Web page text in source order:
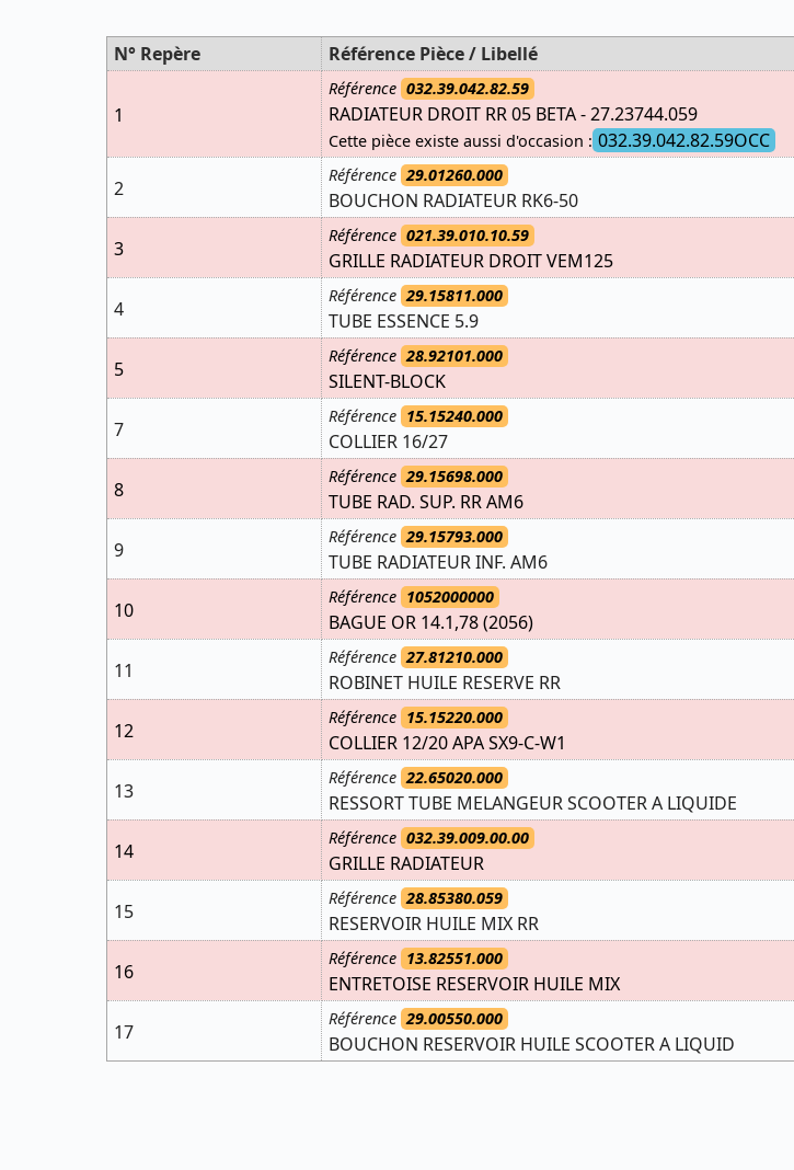
N° Repère Référence Pièce / Libellé
1
Référence 032.39.042.82.59
RADIATEUR DROIT RR 05 BETA - 27.23744.059
Cette pièce existe aussi d'occasion : 032.39.042.82.59OCC
2
Référence 29.01260.000
BOUCHON RADIATEUR RK6-50
3
Référence 021.39.010.10.59
GRILLE RADIATEUR DROIT VEM125
4
Référence 29.15811.000
TUBE ESSENCE 5.9
5
Référence 28.92101.000
SILENT-BLOCK
7
Référence 15.15240.000
COLLIER 16/27
8
Référence 29.15698.000
TUBE RAD. SUP. RR AM6
9
Référence 29.15793.000
TUBE RADIATEUR INF. AM6
10
Référence 1052000000
BAGUE OR 14.1,78 (2056)
11
Référence 27.81210.000
ROBINET HUILE RESERVE RR
12
Référence 15.15220.000
COLLIER 12/20 APA SX9-C-W1
13
Référence 22.65020.000
RESSORT TUBE MELANGEUR SCOOTER A LIQUIDE
14
Référence 032.39.009.00.00
GRILLE RADIATEUR
15
Référence 28.85380.059
RESERVOIR HUILE MIX RR
16
Référence 13.82551.000
ENTRETOISE RESERVOIR HUILE MIX
17
Référence 29.00550.000
BOUCHON RESERVOIR HUILE SCOOTER A LIQUID